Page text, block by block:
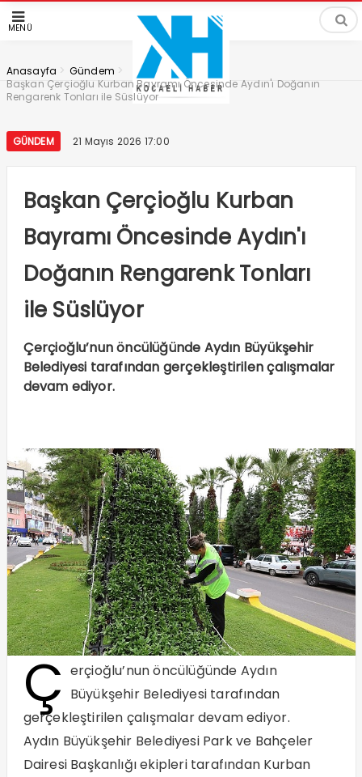
MENÜ
Anasayfa > Gündem >
Başkan Çerçioğlu Kurban Bayramı Öncesinde Aydın'ı Doğanın
Rengarenk Tonları ile Süslüyor
GÜNDEM 21 Mayıs 2026 17:00
Başkan Çerçioğlu Kurban
Bayramı Öncesinde Aydın'ı
Doğanın Rengarenk Tonları
ile Süslüyor
Çerçioğlu’nun öncülüğünde Aydın Büyükşehir
Belediyesi tarafından gerçekleştirilen çalışmalar
devam ediyor.
Ç erçioğlu’nun öncülüğünde Aydın
Büyükşehir Belediyesi tarafından
gerçekleştirilen çalışmalar devam ediyor.
Aydın Büyükşehir Belediyesi Park ve Bahçeler
Dairesi Başkanlığı ekipleri tarafından Kurban